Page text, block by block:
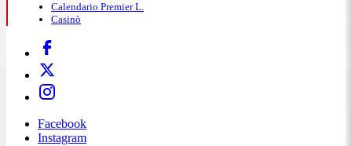
Calendario Premier L.
Casinò
Facebook
Instagram